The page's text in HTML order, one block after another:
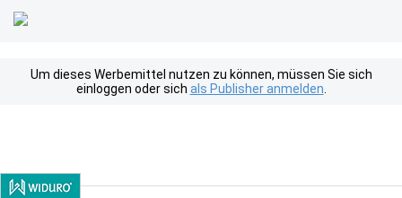
Um dieses Werbemittel nutzen zu können, müssen Sie sich
einloggen oder sich als Publisher anmelden